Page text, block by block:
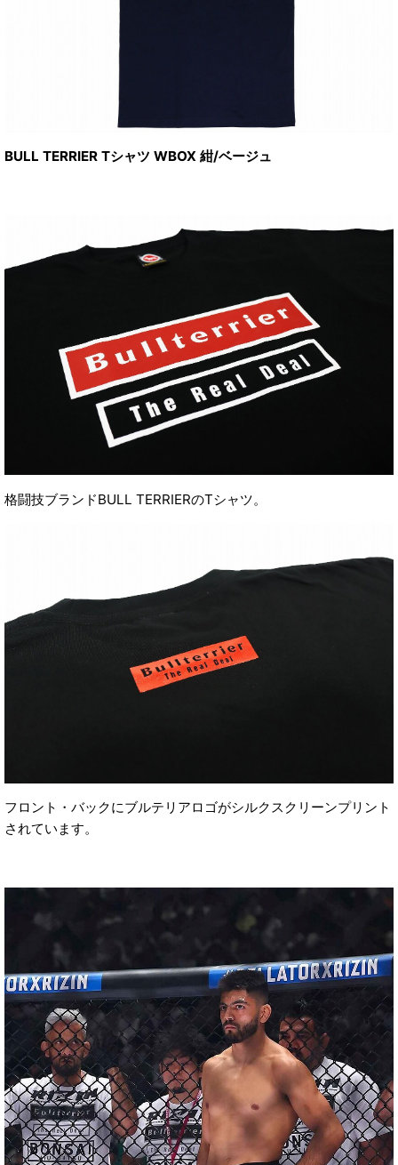
BULL TERRIER Tシャツ WBOX 紺/ベージュ
格闘技ブランドBULL TERRIERのTシャツ。
フロント・バックにブルテリアロゴがシルクスクリーンプリント
されています。